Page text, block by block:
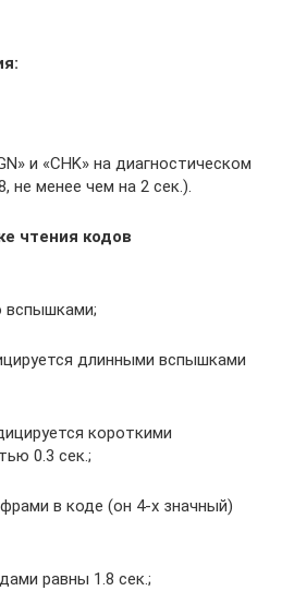
и «CHK» на диагностическом
не менее чем на 2 сек.).
чтения кодов
вспышками;
длинными вспышками
короткими
0.3 сек.;
в коде (он 4-х значный)
равны 1.8 сек.;